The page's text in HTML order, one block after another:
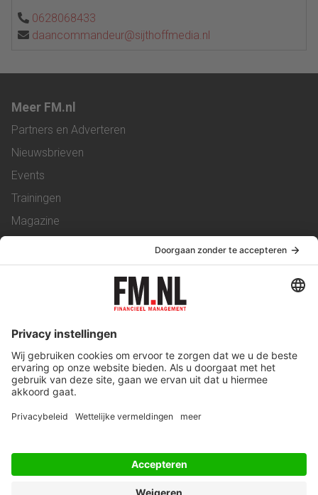
0628068433
daancommandeur@sijthoffmedia.nl
Meer FM.nl
Partners en Adverteren
Nieuwsbrieven
Events
Trainingen
Magazine
Service & Contact
Werken bij ons
Privacy Statement
Algemene Voorwaarden